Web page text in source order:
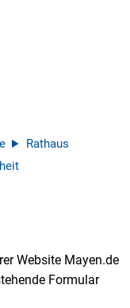
Rathaus
Website Mayen.de
Formular